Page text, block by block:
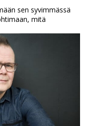
sen syvimmässä
mitä